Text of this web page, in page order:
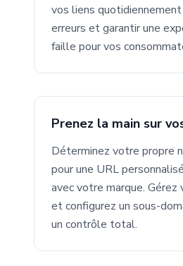
vos liens
erreurs et garantir une
faille pour vos
Prenez la main sur
Déterminez votre propre
pour une URL
avec votre marque. Gérez
et configurez un sous-
un contrôle total.